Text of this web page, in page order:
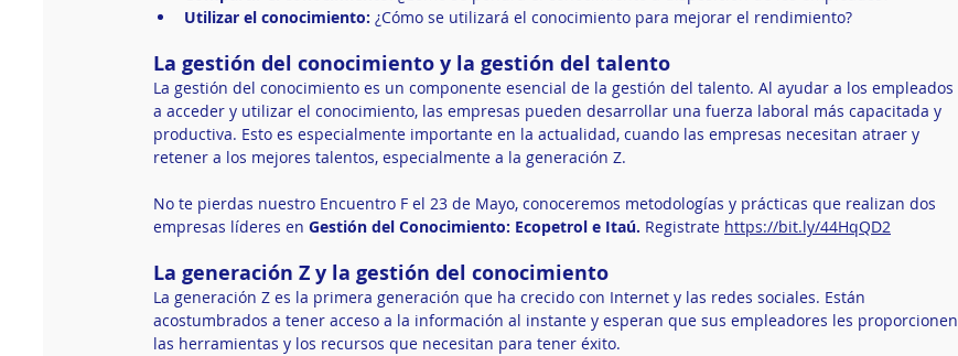
Utilizar el conocimiento: ¿Cómo se utilizará el conocimiento para mejorar el rendimiento?
La gestión del conocimiento y la gestión del talento
La gestión del conocimiento es un componente esencial de la gestión del talento. Al ayudar a los empleados
a acceder y utilizar el conocimiento, las empresas pueden desarrollar una fuerza laboral más capacitada y
productiva. Esto es especialmente importante en la actualidad, cuando las empresas necesitan atraer y
retener a los mejores talentos, especialmente a la generación Z.
No te pierdas nuestro Encuentro F el 23 de Mayo, conoceremos metodologías y prácticas que realizan dos
empresas líderes en Gestión del Conocimiento: Ecopetrol e Itaú. Registrate https://bit.ly/44HqQD2
La generación Z y la gestión del conocimiento
La generación Z es la primera generación que ha crecido con Internet y las redes sociales. Están
acostumbrados a tener acceso a la información al instante y esperan que sus empleadores les proporcionen
las herramientas y los recursos que necesitan para tener éxito.